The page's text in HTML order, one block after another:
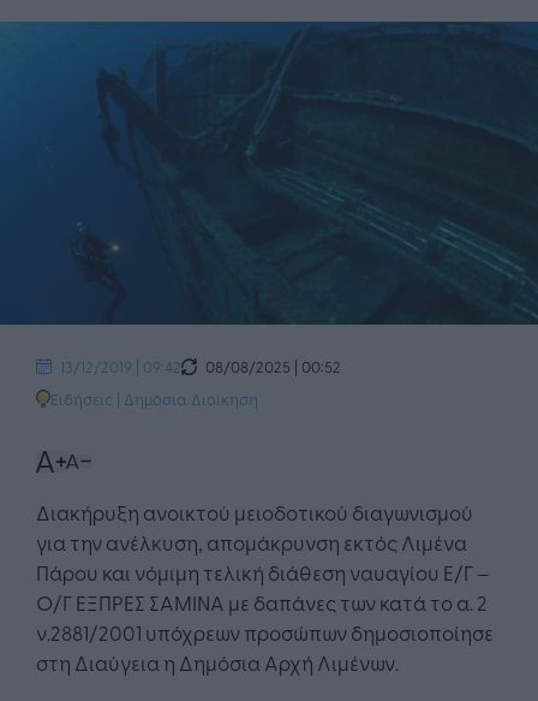
13/12/2019 | 09:42
08/08/2025 | 00:52
Ειδήσεις | Δημόσια Διοίκηση
Διακήρυξη ανοικτού μειοδοτικού διαγωνισμού
για την ανέλκυση, απομάκρυνση εκτός Λιμένα
Πάρου και νόμιμη τελική διάθεση ναυαγίου Ε/Γ –
Ο/Γ EΞΠΡΕΣ ΣΑΜΙΝΑ με δαπάνες των κατά το α. 2
ν.2881/2001 υπόχρεων προσώπων δημοσιοποίησε
στη Διαύγεια η Δημόσια Αρχή Λιμένων.